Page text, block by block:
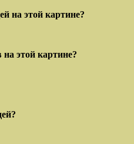
на этой картине?
этой картине?